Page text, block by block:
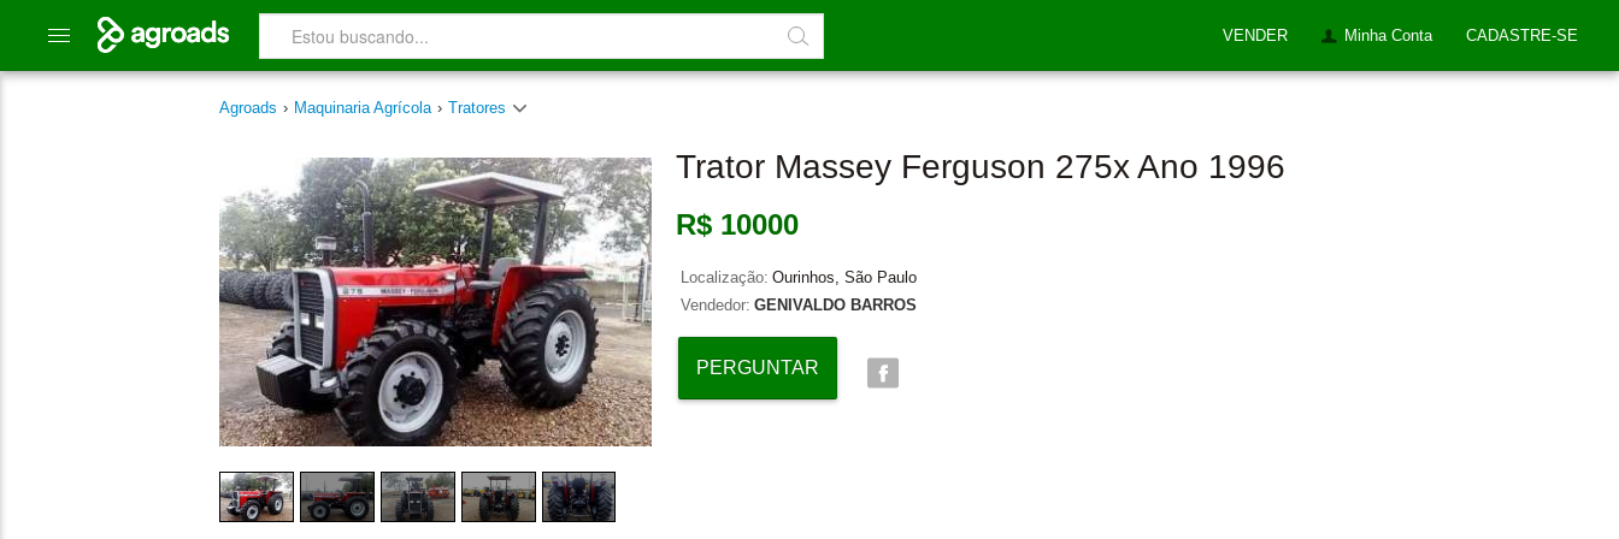
VENDER Minha Conta CADASTRE-SE
Agroads › Maquinaria Agrícola › Tratores
Trator Massey Ferguson 275x Ano 1996
R$ 10000
Localização: Ourinhos, São Paulo
Vendedor: GENIVALDO BARROS
PERGUNTAR